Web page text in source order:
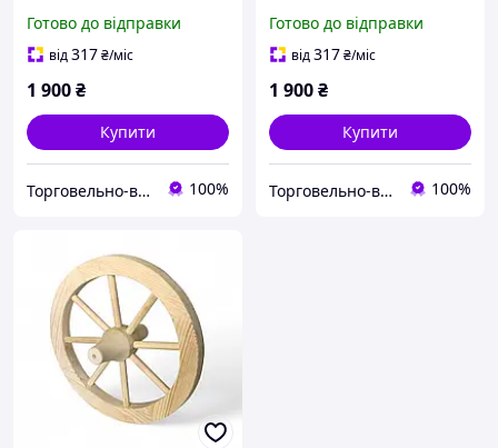
Готово до відправки
від317₴/міс
1 900₴
Купити
Торговельно-виробнича компанія "ДОМЗА" 100%
Готово до відправки
від317₴/міс
1 900₴
Купити
Торговельно-виробнича компанія "ДОМЗА" 100%